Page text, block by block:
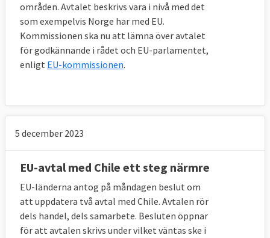
områden. Avtalet beskrivs vara i nivå med det
som exempelvis Norge har med EU.
Kommissionen ska nu att lämna över avtalet
för godkännande i rådet och EU-parlamentet,
enligt EU-kommissionen.
5 december 2023
EU-avtal med Chile ett steg närmre
EU-länderna antog på måndagen beslut om
att uppdatera två avtal med Chile. Avtalen rör
dels handel, dels samarbete. Besluten öppnar
för att avtalen skrivs under vilket väntas ske i